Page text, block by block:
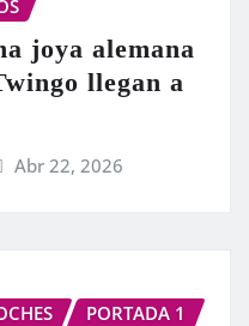
joya alemana
llegan a
Abr 22, 2026
PORTADA 1